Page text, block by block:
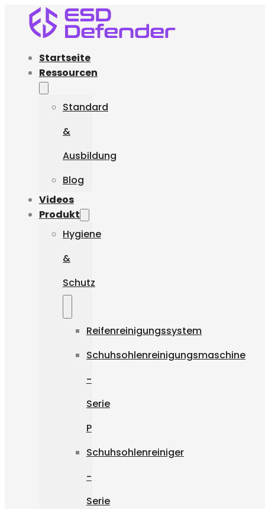
Startseite
Ressourcen
Standard
&
Ausbildung
Blog
Videos
Produkt
Hygiene
&
Schutz
Reifenreinigungssystem
Schuhsohlenreinigungsmaschine
-
Serie
P
Schuhsohlenreiniger
-
Serie